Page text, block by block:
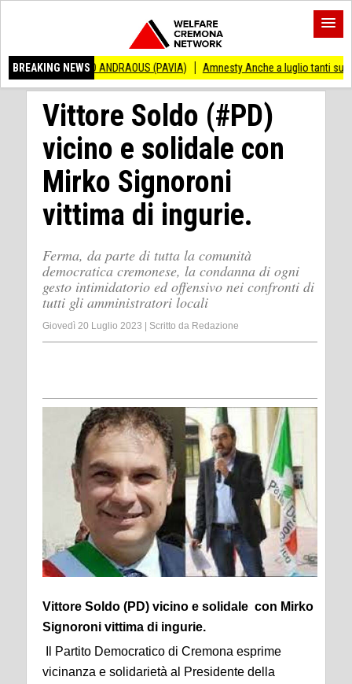
BREAKING NEWS
ANDRAOUS (PAVIA) Amnesty Anche a luglio tanti successi ed
Vittore Soldo (#PD)
vicino e solidale con
Mirko Signoroni
vittima di ingurie.
Ferma, da parte di tutta la comunità
democratica cremonese, la condanna di ogni
gesto intimidatorio ed offensivo nei confronti di
tutti gli amministratori locali
Giovedì 20 Luglio 2023 Scritto da Redazione
Vittore Soldo (PD) vicino e solidale con Mirko
Signoroni vittima di ingurie.
Il Partito Democratico di Cremona esprime
vicinanza e solidarietà al Presidente della